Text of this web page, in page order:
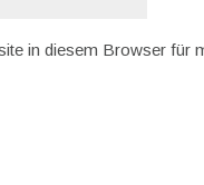
in diesem Browser für